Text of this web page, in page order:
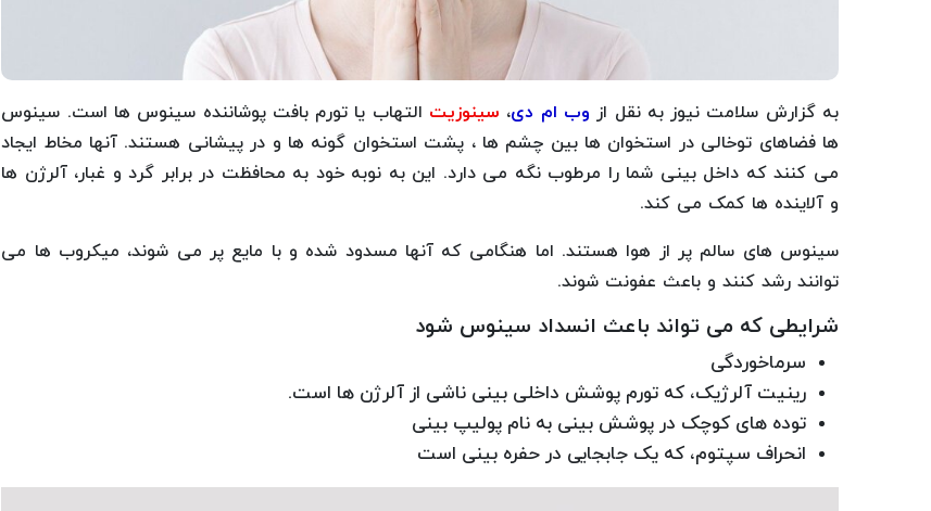
به گزارش سلامت نیوز به نقل از وب ام دی، سینوزیت التهاب یا تورم بافت پوشاننده سینوس ها است. سینوس
ها فضاهای توخالی در استخوان ها بین چشم ها ، پشت استخوان گونه ها و در پیشانی هستند. آنها مخاط ایجاد
می کنند که داخل بینی شما را مرطوب نگه می دارد. این به نوبه خود به محافظت در برابر گرد و غبار، آلرژن ها
و آلاینده ها کمک می کند.
سینوس های سالم پر از هوا هستند. اما هنگامی که آنها مسدود شده و با مایع پر می شوند، میکروب ها می
توانند رشد کنند و باعث عفونت شوند.
شرایطی که می تواند باعث انسداد سینوس شود
سرماخوردگی
رینیت آلرژیک، که تورم پوشش داخلی بینی ناشی از آلرژن ها است.
توده های کوچک در پوشش بینی به نام پولیپ بینی
انحراف سپتوم، که یک جابجایی در حفره بینی است